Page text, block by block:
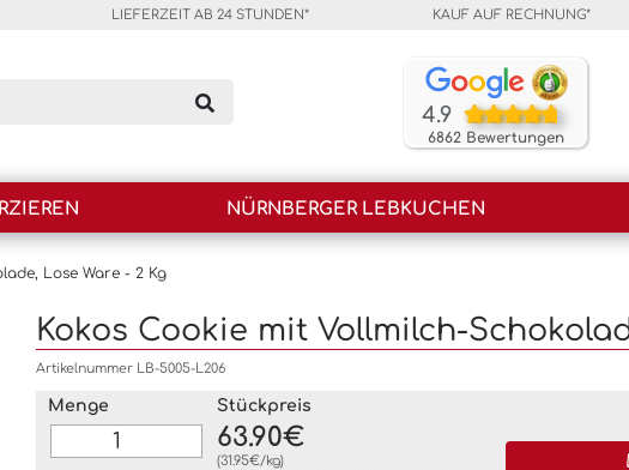
LIEFERZEIT AB 24 STUNDEN* KAUF AUF RECHNUNG*
Unsere Kunden
4.9
6862 Bewertungen
NÜRNBERGER LEBKUCHEN
Lose Ware - 2 Kg
Kokos Cookie mit Vollmilch-
Artikelnummer LB-5005-L206
Menge Stückpreis
63.90€
(31.95€/kg)